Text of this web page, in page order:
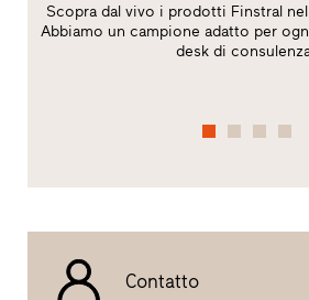
Scopra dal vivo i prodotti Finstral
Abbiamo un campione adatto per
desk di
Contatto